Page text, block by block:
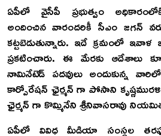
ఏపీలో వైసీపీ ప్రభుత్వం
అందించిన వారందరికీ సీఎం జగన్
కట్టబెడుతున్నారు. ఇదే క్రమంలో ఇవాళ
ప్రకటించారు. ఈ మేరకు ఆదేశాలు
నామినేటెడ్ పదవులు అందుకున్న
కార్పోరేషన్ ఛైర్మన్ గా పోసాని
ఛైర్మన్ గా కొమ్మినేని శ్రీనివాసరావు
ఏపీలో వివిధ మీడియా సంస్ధల